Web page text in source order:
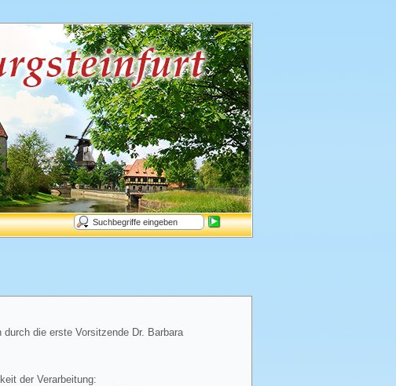
die erste Vorsitzende Dr. Barbara
der Verarbeitung: